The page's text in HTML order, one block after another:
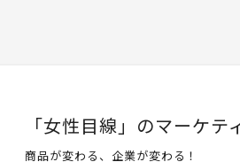
「女性目線」のマーケテ
商品が変わる、企業が変わる！